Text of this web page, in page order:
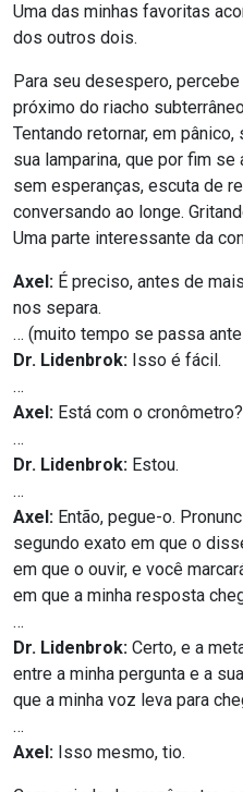
Uma das minhas favoritas
dos outros dois.
Para seu desespero,
próximo do riacho
Tentando retornar, em
sua lamparina, que por fim se
sem esperanças, escuta de
conversando ao longe.
Uma parte interessante da
Axel: É preciso, antes de
nos separa.
… (muito tempo se passa
Dr. Lidenbrok: Isso é fácil.
…
Axel: Está com o cronômetro?
…
Dr. Lidenbrok: Estou.
…
Axel: Então, pegue-o.
segundo exato em que o
em que o ouvir, e você
em que a minha resposta
…
Dr. Lidenbrok: Certo, e a
entre a minha pergunta e a
que a minha voz leva para
…
Axel: Isso mesmo, tio.